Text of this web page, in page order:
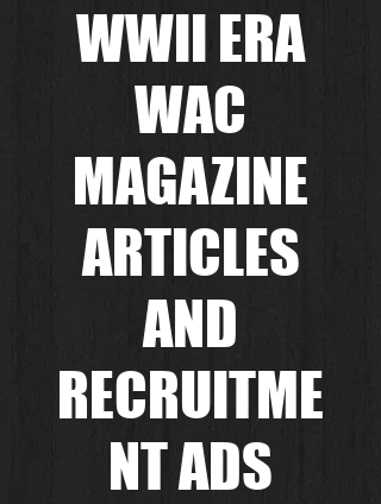
WWII ERA
WAC
MAGAZINE
ARTICLES
AND
RECRUITME
NT ADS